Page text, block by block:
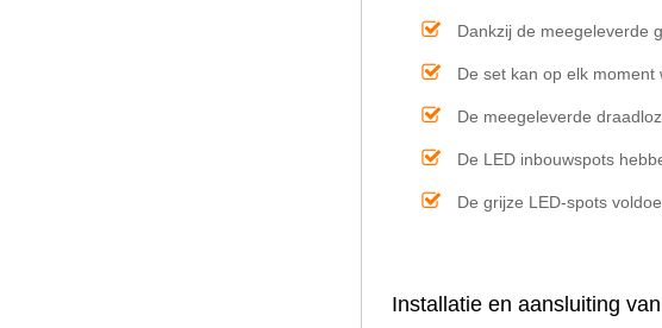
Dankzij de meegeleverde
De set kan op elk
De meegeleverde
De LED inbouwspots
De grijze LED-spots
Installatie en aansluiting